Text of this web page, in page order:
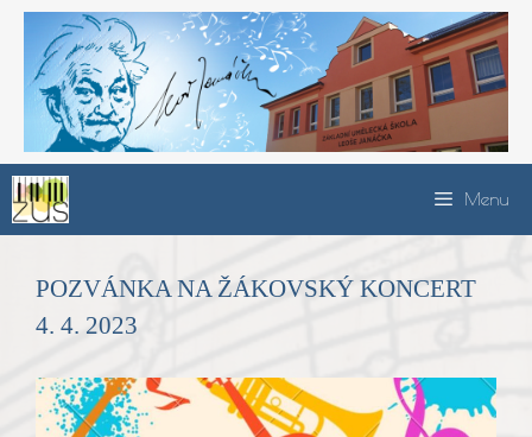
Přeskočit
Menu
POZVÁNKA NA ŽÁKOVSKÝ KONCERT
4. 4. 2023